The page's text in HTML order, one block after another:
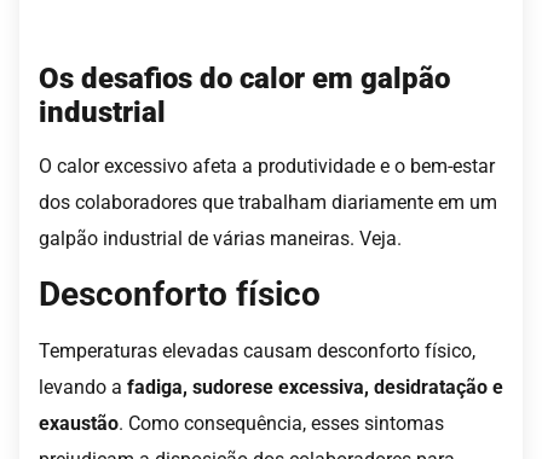
Os desafios do calor em galpão
industrial
O calor excessivo afeta a produtividade e o bem-estar
dos colaboradores que trabalham diariamente em um
galpão industrial de várias maneiras. Veja.
Desconforto físico
Temperaturas elevadas causam desconforto físico,
levando a fadiga, sudorese excessiva, desidratação e
exaustão. Como consequência, esses sintomas